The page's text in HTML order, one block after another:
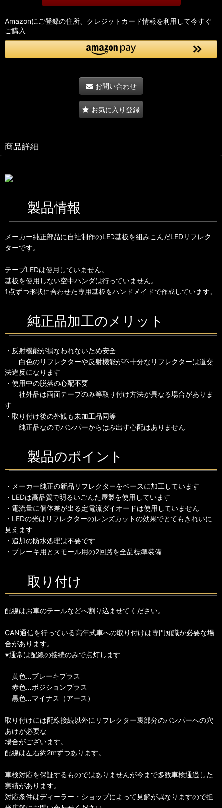
Amazonにご登録の住所、クレジットカード情報を利用して今すぐ
ご購入
お問い合わせ
お気に入り登録
商品詳細
製品情報
メーカー純正部品に自社制作のLED基板を組みこんだLEDリフレク
ターです。
テープLEDは使用していません。
基板を使用しない空中ハンダは行っていません。
1点ずつ形状に合わせた専用基板をハンドメイドで作成しています。
純正品加工のメリット
・反射機能が損なわれないため安全
白色のリフレクターや反射機能が不十分なリフレクターは道交
法違反になります
・使用中の脱落の心配不要
社外品は両面テープのみ等取り付け方法が異なる場合がありま
す
・取り付け後の外観も未加工品同等
純正品なのでバンパーからはみ出す心配はありません
製品のポイント
・メーカー純正の新品リフレクターをベースに加工しています
・LEDは高品質で明るいごんた屋製を使用しています
・電流量に個体差が出る定電流ダイオードは使用していません
・LEDの光はリフレクターのレンズカットの効果でとてもきれいに
見えます
・追加の防水処理は不要です
・ブレーキ用とスモール用の2回路を全品標準装備
取り付け
配線はお車のテールなどへ割り込ませてください。
CAN通信を行っている高年式車への取り付けは専門知識が必要な場
合があります。
※通常は配線の接続のみで点灯します
黄色…ブレーキプラス
赤色…ポジションプラス
黒色…マイナス（アース）
取り付けには配線接続以外にリフレクター裏部分のバンパーへの穴
あけが必要な
場合がございます。
配線は左右約2mずつあります。
車検対応を保証するものではありませんが今まで多数車検通過した
実績があります。
対応条件はディーラー・ショップによって見解が異なりますので担